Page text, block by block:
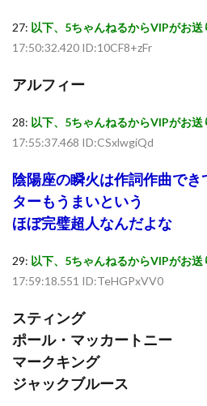
27: 以下、5ちゃんねるからVIPがお送
17:50:32.420 ID:10CF8+zFr
アルフィー
28: 以下、5ちゃんねるからVIPがお送
17:55:37.468 ID:CSxlwgiQd
陰陽座の瞬火は作詞作曲で
ターもうまいという
ほぼ完璧超人なんだよな
29: 以下、5ちゃんねるからVIPがお送
17:59:18.551 ID:TeHGPxVV0
スティング
ポール・マッカートニー
マークキング
ジャックブルース